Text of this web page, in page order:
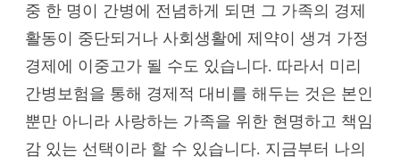
중 한 명이 간병에 전념하게 되면 그 가족의 경제
활동이 중단되거나 사회생활에 제약이 생겨 가정
경제에 이중고가 될 수도 있습니다. 따라서 미리
간병보험을 통해 경제적 대비를 해두는 것은 본인
뿐만 아니라 사랑하는 가족을 위한 현명하고 책임
감 있는 선택이라 할 수 있습니다. 지금부터 나의